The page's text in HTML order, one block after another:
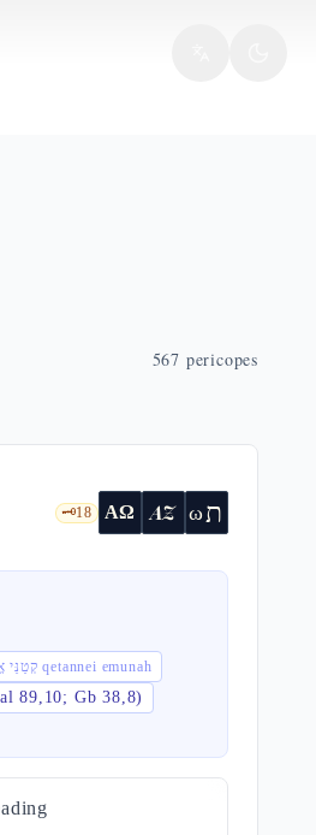
567 pericopes
🗝️18 ΑΩ AZ ωת
קְטַנֵּי אֱמוּנָה qetannei emunah
89,10; Gb 38,8)